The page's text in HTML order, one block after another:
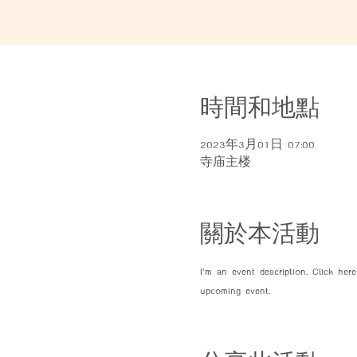
時間和地點
2023年3月01日 07:00
寺庙主楼
關於本活動
I’m an event description. Click
upcoming event.